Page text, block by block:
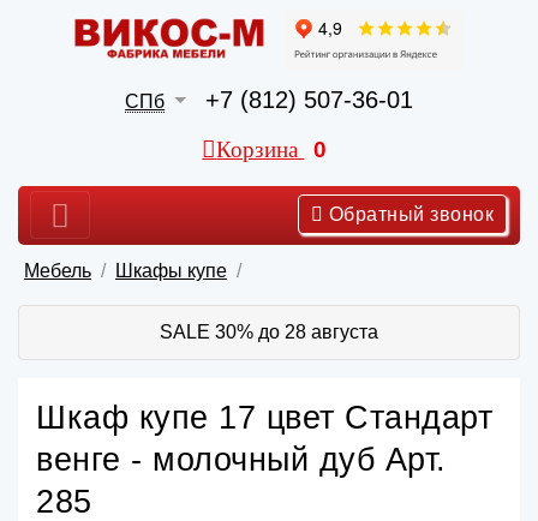
СПб +7 (812) 507-36-01
Корзина 0
Обратный звонок
Мебель Шкафы купе
SALE 30% до 28 августа
Шкаф купе 17 цвет Стандарт
венге - молочный дуб Арт.
285